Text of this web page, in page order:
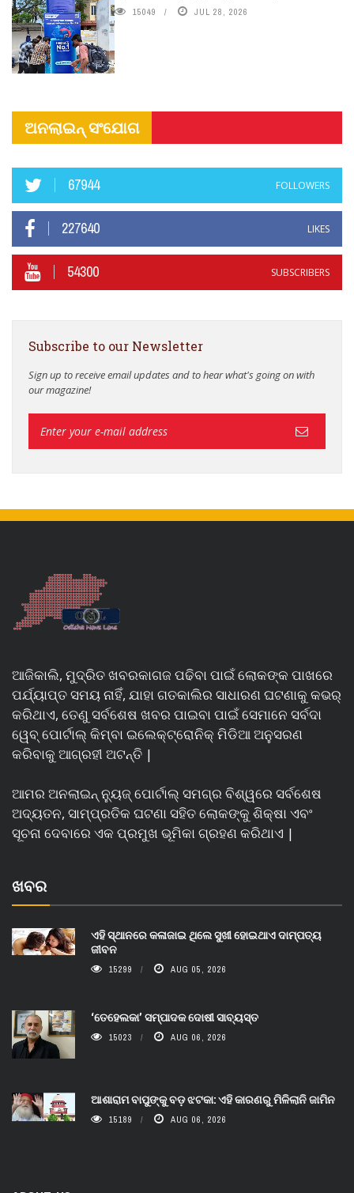
15049 JUL 28, 2026
ଅନଲାଇନ୍ ସଂଯୋଗ
67944 FOLLOWERS
227640 LIKES
54300 SUBSCRIBERS
Subscribe to our Newsletter
Sign up to receive email updates and to hear what's going on with
our magazine!
ଆଜିକାଲି, ମୁଦ୍ରିତ ଖବରକାଗଜ ପଢିବା ପାଇଁ ଲୋକଙ୍କ ପାଖରେ
ପର୍ଯ୍ୟାପ୍ତ ସମୟ ନାହିଁ, ଯାହା ଗତକାଲିର ସାଧାରଣ ଘଟଣାକୁ କଭର୍
କରିଥାଏ, ତେଣୁ ସର୍ବଶେଷ ଖବର ପାଇବା ପାଇଁ ସେମାନେ ସର୍ବଦା
ୱେବ୍ ପୋର୍ଟାଲ୍ କିମ୍ବା ଇଲେକ୍ଟ୍ରୋନିକ୍ ମିଡିଆ ଅନୁସରଣ
କରିବାକୁ ଆଗ୍ରହୀ ଅଟନ୍ତି |
ଆମର ଅନଲାଇନ୍ ନ୍ୟୁଜ୍ ପୋର୍ଟାଲ୍ ସମଗ୍ର ବିଶ୍ୱରେ ସର୍ବଶେଷ
ଅଦ୍ୟତନ, ସାମ୍ପ୍ରତିକ ଘଟଣା ସହିତ ଲୋକଙ୍କୁ ଶିକ୍ଷା ଏବଂ
ସୂଚନା ଦେବାରେ ଏକ ପ୍ରମୁଖ ଭୂମିକା ଗ୍ରହଣ କରିଥାଏ |
ଖବର
ଏହି ସ୍ଥାନରେ କଳାଜାଇ ଥିଲେ ସୁଖୀ ହୋଇଥାଏ ଦାମ୍ପତ୍ୟ
ଜୀବନ
15299 AUG 05, 2026
‘ତେହେଲକା’ ସମ୍ପାଦକ ଦୋଷୀ ସାବ୍ୟସ୍ତ
15023 AUG 06, 2026
ଆଶାରାମ ବାପୁଙ୍କୁ ବଡ଼ ଝଟକା: ଏହି କାରଣରୁ ମିଳିଲାନି ଜାମିନ
15189 AUG 06, 2026